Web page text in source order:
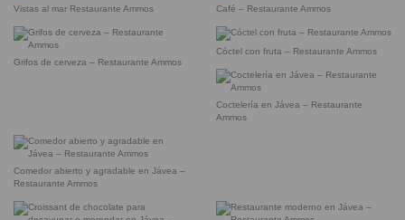
Vistas al mar Restaurante Ammos Café – Restaurante Ammos
Grifos de cerveza – Restaurante Ammos
Cóctel con fruta – Restaurante Ammos
Coctelería en Jávea – Restaurante
Ammos
Comedor abierto y agradable en Jávea –
Restaurante Ammos